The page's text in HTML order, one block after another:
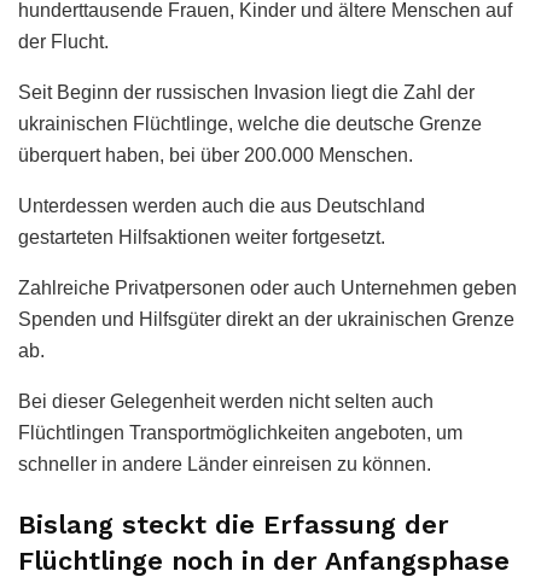
hunderttausende Frauen, Kinder und ältere Menschen auf
der Flucht.
Seit Beginn der russischen Invasion liegt die Zahl der
ukrainischen Flüchtlinge, welche die deutsche Grenze
überquert haben, bei über 200.000 Menschen.
Unterdessen werden auch die aus Deutschland
gestarteten Hilfsaktionen weiter fortgesetzt.
Zahlreiche Privatpersonen oder auch Unternehmen geben
Spenden und Hilfsgüter direkt an der ukrainischen Grenze
ab.
Bei dieser Gelegenheit werden nicht selten auch
Flüchtlingen Transportmöglichkeiten angeboten, um
schneller in andere Länder einreisen zu können.
Bislang steckt die Erfassung der
Flüchtlinge noch in der Anfangsphase